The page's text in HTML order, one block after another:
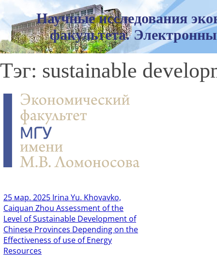
Научные исследования
факультета.
Тэг: sustainable
25 мар. 2025 Irina Yu. Khovavko,
Caiquan Zhou Assessment of the
Level of Sustainable Development of
Chinese Provinces Depending on the
Effectiveness of use of Energy
Resources